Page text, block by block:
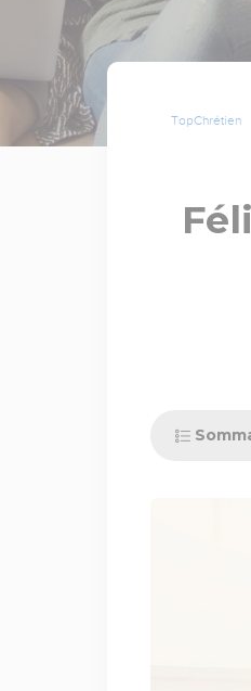
TopChrétien